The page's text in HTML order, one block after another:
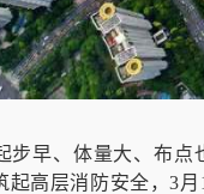
步早、体量大、布
起高层消防安全，3